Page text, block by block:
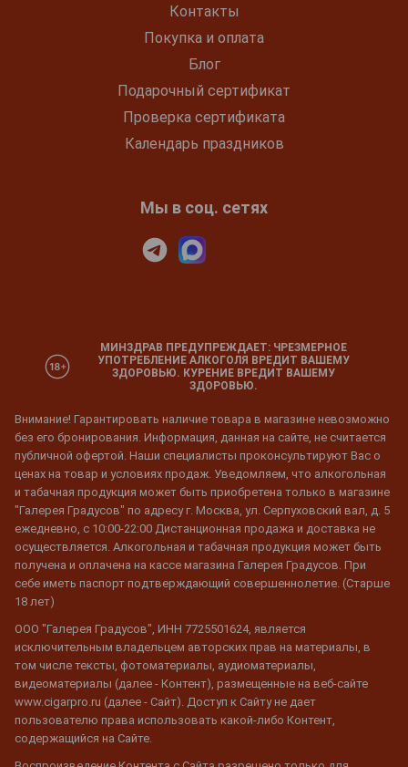
Контакты
Покупка и оплата
Блог
Подарочный сертификат
Проверка сертификата
Календарь праздников
Мы в соц. сетях
МИНЗДРАВ ПРЕДУПРЕЖДАЕТ: ЧРЕЗМЕРНОЕ
УПОТРЕБЛЕНИЕ АЛКОГОЛЯ ВРЕДИТ ВАШЕМУ
ЗДОРОВЬЮ. КУРЕНИЕ ВРЕДИТ ВАШЕМУ
ЗДОРОВЬЮ.
Внимание! Гарантировать наличие товара в магазине невозможно
без его бронирования. Информация, данная на сайте, не считается
публичной офертой. Наши специалисты проконсультируют Вас о
ценах на товар и условиях продаж. Уведомляем, что алкогольная
и табачная продукция может быть приобретена только в магазине
"Галерея Градусов" по адресу г. Москва, ул. Серпуховский вал, д. 5
ежедневно, с 10:00-22:00 Дистанционная продажа и доставка не
осуществляется. Алкогольная и табачная продукция может быть
получена и оплачена на кассе магазина Галерея Градусов. При
себе иметь паспорт подтверждающий совершеннолетие. (Старше
18 лет)
ООО "Галерея Градусов", ИНН 7725501624, является
исключительным владельцем авторских прав на материалы, в
том числе тексты, фотоматериалы, аудиоматериалы,
видеоматериалы (далее - Контент), размещенные на веб-сайте
www.cigarpro.ru (далее - Сайт). Доступ к Сайту не дает
пользователю права использовать какой-либо Контент,
содержащийся на Сайте.